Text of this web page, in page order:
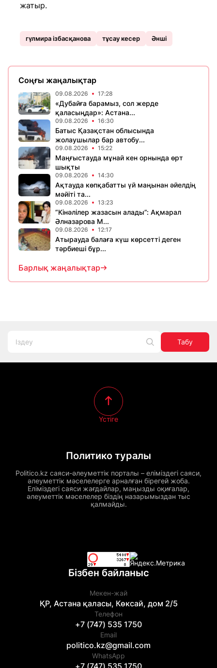
жатыр.
гүлмира ізбасқанова тұсау кесер Әнші
Соңғы жаңалықтар
09.08.2026 17:28
«Дубайға барамыз, сол жерде
қаласыңдар»: Астана...
09.08.2026 16:30
Батыс Қазақстан облысында
жолаушылар бар автобу...
09.08.2026 15:22
Маңғыстауда мұнай кен орнында өрт
шықты
09.08.2026 14:30
Ақтауда көпқабатты үй маңынан әйелдің
мәйіті та...
09.08.2026 13:23
“Кінәлілер жазасын алады”: Ақмарал
Әлназарова М...
09.08.2026 12:17
Атырауда балаға күш көрсетті деген
тәрбиеші бұр...
Барлық жаңалықтар
Табу
Политико туралы
Politico.kz саяси-әлеуметтік порталы – еліміздегі саяси,
әлеуметтік мәселелерге арналған бірегей жоба.
Еліміздегі саяси жағдайлар, маңызды оқиғалар,
әлеуметтік мәселелер біздің назарымыздан тыс
қалмайды.
Үстіге
Бізбен байланыс
Мекен-жай
ҚР, Астана қаласы, Көксай, дом 2/5
Телефон
+7 (747) 535 1750
Email
politico.kz@gmail.com
WhatsApp
+7 (747) 535 1750